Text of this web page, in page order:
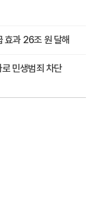
효과 26조 원 달해
민생범죄 차단